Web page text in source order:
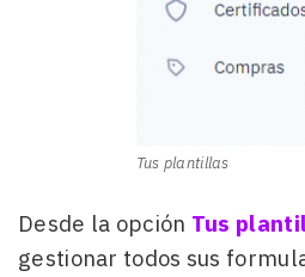
Tus plantillas
Desde la opción Tus
gestionar todos sus